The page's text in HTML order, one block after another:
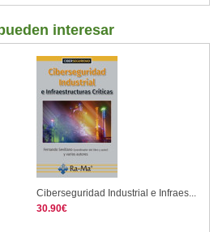
interesar
Ciberseguridad Industrial e Infraes...
30.90€